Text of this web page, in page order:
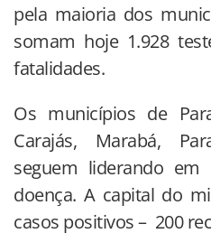
pela maioria dos
somam hoje 1.928
fatalidades.
Os municípios de
Carajás, Marabá,
seguem liderando
doença. A capital do
casos positivos – 200